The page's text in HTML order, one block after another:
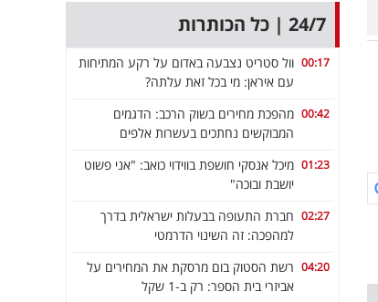
24/7 | כל הכותרות
00:17 וול סטריט נצבעה באדום על רקע המתיחות
עם איראן: מי בכל זאת עלתה?
00:42 מהפכת מחירים בשוק הרכב: הדגמים
המבוקשים נחתכים בעשרות אלפים
01:23 מיכל אנסקי חושפת בווידוי כואב: "אני פשוט
יושבת ובוכה"
02:27 חברת התעופה בבעלות ישראלית בדרך
למהפכה: זה השינוי הדרמטי
04:20 רשת הסטוק בום מרסקת את המחירים על
אביזרי בית הספר: רק ב-1 שקל